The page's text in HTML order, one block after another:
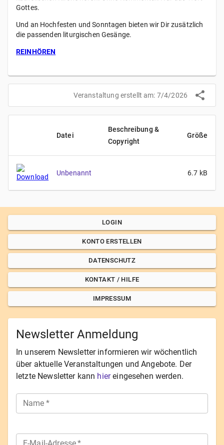
Gottes.
Und an Hochfesten und Sonntagen bieten wir Dir zusätzlich
die passenden liturgischen Gesänge.
REINHÖREN
Veranstaltung erstellt am: 7/4/2026
Datei
Beschreibung &
Copyright
Größe
Unbenannt 6.7 kB
LOGIN
KONTO ERSTELLEN
DATENSCHUTZ
KONTAKT / HILFE
IMPRESSUM
Newsletter Anmeldung
In unserem Newsletter informieren wir wöchentlich
über aktuelle Veranstaltungen und Angebote. Der
letzte Newsletter kann hier eingesehen werden.
Name *